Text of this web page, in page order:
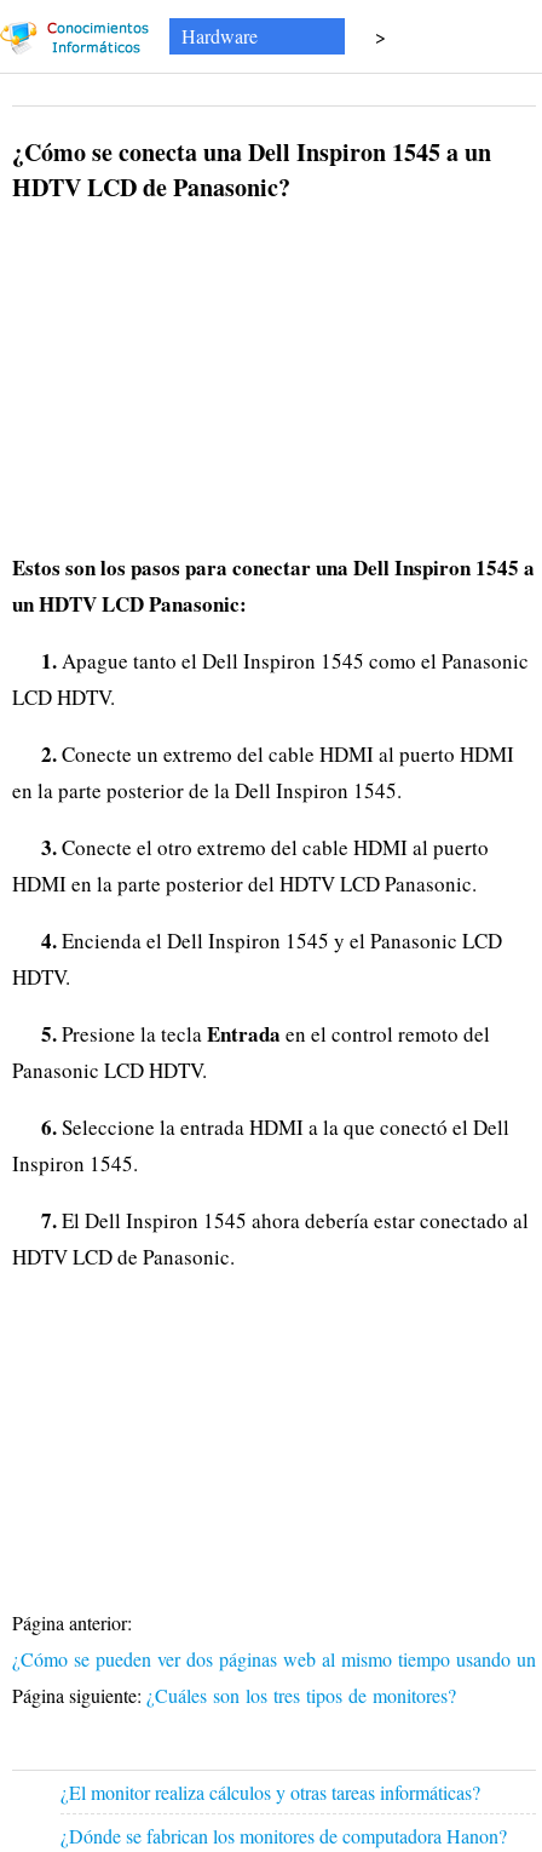
Hardware >
¿Cómo se conecta una Dell Inspiron 1545 a un
HDTV LCD de Panasonic?
Estos son los pasos para conectar una Dell Inspiron 1545 a
un HDTV LCD Panasonic:
1.Apague tanto el Dell Inspiron 1545 como el Panasonic
LCD HDTV.
2.Conecte un extremo del cable HDMI al puerto HDMI
en la parte posterior de la Dell Inspiron 1545.
3.Conecte el otro extremo del cable HDMI al puerto
HDMI en la parte posterior del HDTV LCD Panasonic.
4.Encienda el Dell Inspiron 1545 y el Panasonic LCD
HDTV.
5.Presione la teclaEntrada en el control remoto del
Panasonic LCD HDTV.
6.Seleccione la entrada HDMI a la que conectó el Dell
Inspiron 1545.
7.El Dell Inspiron 1545 ahora debería estar conectado al
HDTV LCD de Panasonic.
Página anterior:
¿Cómo se pueden ver dos páginas web al mismo tiempo usando
Página siguiente: ¿Cuáles son los tres tipos de monitores?
¿El monitor realiza cálculos y otras tareas informáticas?
¿Dónde se fabrican los monitores de computadora Hanon?